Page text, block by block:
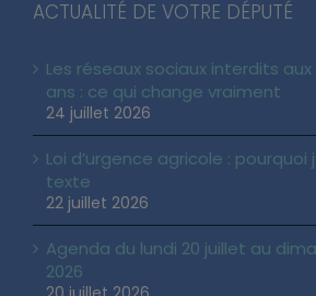
Les réseaux sociaux interdits aux
ans : ce qui change vraiment
24 juillet 2026
Loi d’urgence agricole : pourquoi
texte
22 juillet 2026
Agenda du lundi 20 juillet au
2026